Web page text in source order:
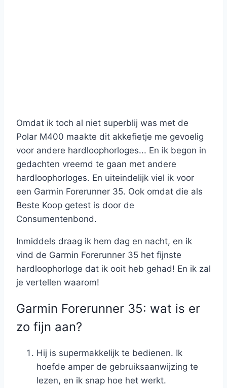
Omdat ik toch al niet superblij was met de
Polar M400 maakte dit akkefietje me gevoelig
voor andere hardloophorloges... En ik begon in
gedachten vreemd te gaan met andere
hardloophorloges. En uiteindelijk viel ik voor
een Garmin Forerunner 35. Ook omdat die als
Beste Koop getest is door de
Consumentenbond.
Inmiddels draag ik hem dag en nacht, en ik
vind de Garmin Forerunner 35 het fijnste
hardloophorloge dat ik ooit heb gehad! En ik zal
je vertellen waarom!
Garmin Forerunner 35: wat is er
zo fijn aan?
Hij is supermakkelijk te bedienen. Ik
hoefde amper de gebruiksaanwijzing te
lezen, en ik snap hoe het werkt.